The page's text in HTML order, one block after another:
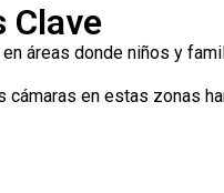
Clave
en áreas donde niños y
cámaras en estas zonas